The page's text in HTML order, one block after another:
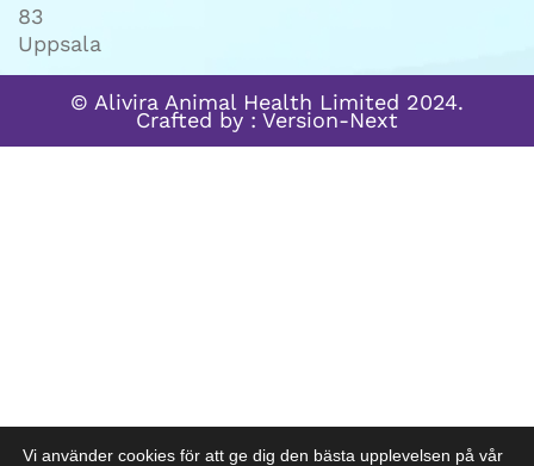
83
Uppsala
© Alivira Animal Health Limited 2024.
Crafted by : Version-Next
Vi använder cookies för att ge dig den bästa upplevelsen på vår